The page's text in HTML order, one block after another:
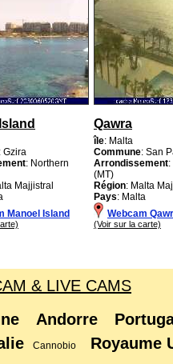
: Gzira
: Northern
Majjistral
Manoel Island
Qawra
île: Malta
Commune: San
Arrondissement
(MT)
Région: Malta
Pays: Malta
Webcam
(Voir sur la carte)
& LIVE CAMS
Andorre
Cannobio Royaume